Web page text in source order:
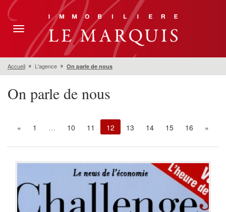
Toggle
navigation
Accueil L'agence On parle de nous
On parle de nous
« 1 … 10 11
12
(current)
13 14 15 16 »